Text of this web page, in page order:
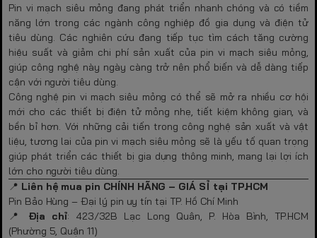
Pin vi mạch siêu mỏng đang phát triển nhanh chóng và có tiềm
năng lớn trong các ngành công nghiệp đồ gia dụng và điện tử
tiêu dùng. Các nghiên cứu đang tiếp tục tìm cách tăng cường
hiệu suất và giảm chi phí sản xuất của pin vi mạch siêu mỏng,
giúp công nghệ này ngày càng trở nên phổ biến và dễ dàng tiếp
cận với người tiêu dùng.
Công nghệ pin vi mạch siêu mỏng có thể sẽ mở ra nhiều cơ hội
mới cho các thiết bị điện tử mỏng nhẹ, tiết kiệm không gian, và
bền bỉ hơn. Với những cải tiến trong công nghệ sản xuất và vật
liệu, tương lai của pin vi mạch siêu mỏng sẽ là yếu tố quan trọng
giúp phát triển các thiết bị gia dụng thông minh, mang lại lợi ích
lớn cho người tiêu dùng.
📍 Liên hệ mua pin CHÍNH HÃNG – GIÁ SỈ tại TP.HCM
Pin Bảo Hùng – Đại lý pin uy tín tại TP. Hồ Chí Minh
📍 Địa chỉ: 423/32B Lạc Long Quân, P. Hòa Bình, TP.HCM
(Phường 5, Quận 11)